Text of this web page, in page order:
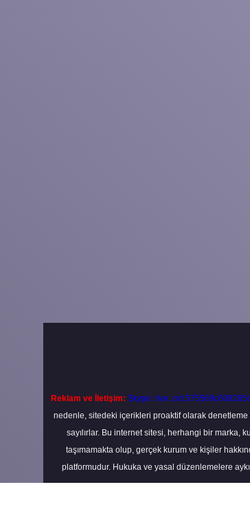
Reklam ve İletişim: Skype:
nedenle, sitedeki içerikleri proaktif olarak denetleme
sayılırlar. Bu internet sitesi, herhangi bir marka,
taşımamakta olup, gerçek kurum ve kişiler
platformudur. Hukuka ve yasal düzenlemelere